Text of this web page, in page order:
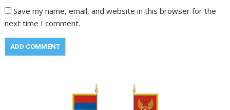
Save my name, email, and website in this browser for the
next time I comment.